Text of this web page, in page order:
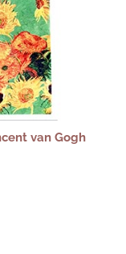
van Gogh